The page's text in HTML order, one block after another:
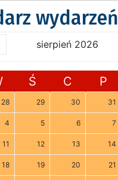
wydarzeń
sierpień 2026
Ś C P
28 29 30 31
4 5 6 7
11 12 13 14
18 19 20 21